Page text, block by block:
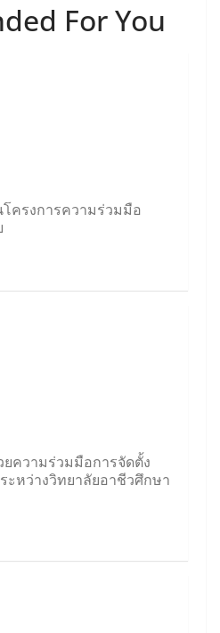
For You
ครงการความร่วมมือ
ความร่วมมือการจัดตั้ง
ะหว่างวิทยาลัยอาชีวศึกษา